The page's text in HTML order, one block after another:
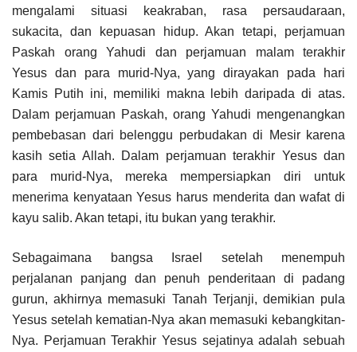
mengalami situasi keakraban, rasa persaudaraan,
sukacita, dan kepuasan hidup. Akan tetapi, perjamuan
Paskah orang Yahudi dan perjamuan malam terakhir
Yesus dan para murid-Nya, yang dirayakan pada hari
Kamis Putih ini, memiliki makna lebih daripada di atas.
Dalam perjamuan Paskah, orang Yahudi mengenangkan
pembebasan dari belenggu perbudakan di Mesir karena
kasih setia Allah. Dalam perjamuan terakhir Yesus dan
para murid-Nya, mereka mempersiapkan diri untuk
menerima kenyataan Yesus harus menderita dan wafat di
kayu salib. Akan tetapi, itu bukan yang terakhir.
Sebagaimana bangsa Israel setelah menempuh
perjalanan panjang dan penuh penderitaan di padang
gurun, akhirnya memasuki Tanah Terjanji, demikian pula
Yesus setelah kematian-Nya akan memasuki kebangkitan-
Nya. Perjamuan Terakhir Yesus sejatinya adalah sebuah